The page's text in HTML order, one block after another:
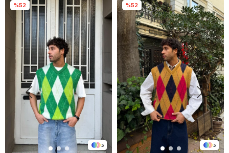
3
%52
3
%52